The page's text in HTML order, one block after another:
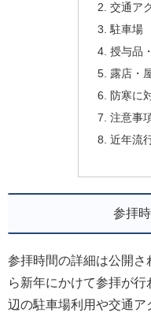
交通ア
駐車場
授与品
露店・
防寒に
注意事
近年流
参拝
参拝時間の詳細は公開
ら新年にかけて参拝が
辺の駐車場利用や交通ア